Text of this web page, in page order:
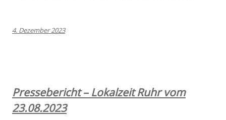
4. Dezember 2023
Pressebericht – Lokalzeit Ruhr vom
23.08.2023